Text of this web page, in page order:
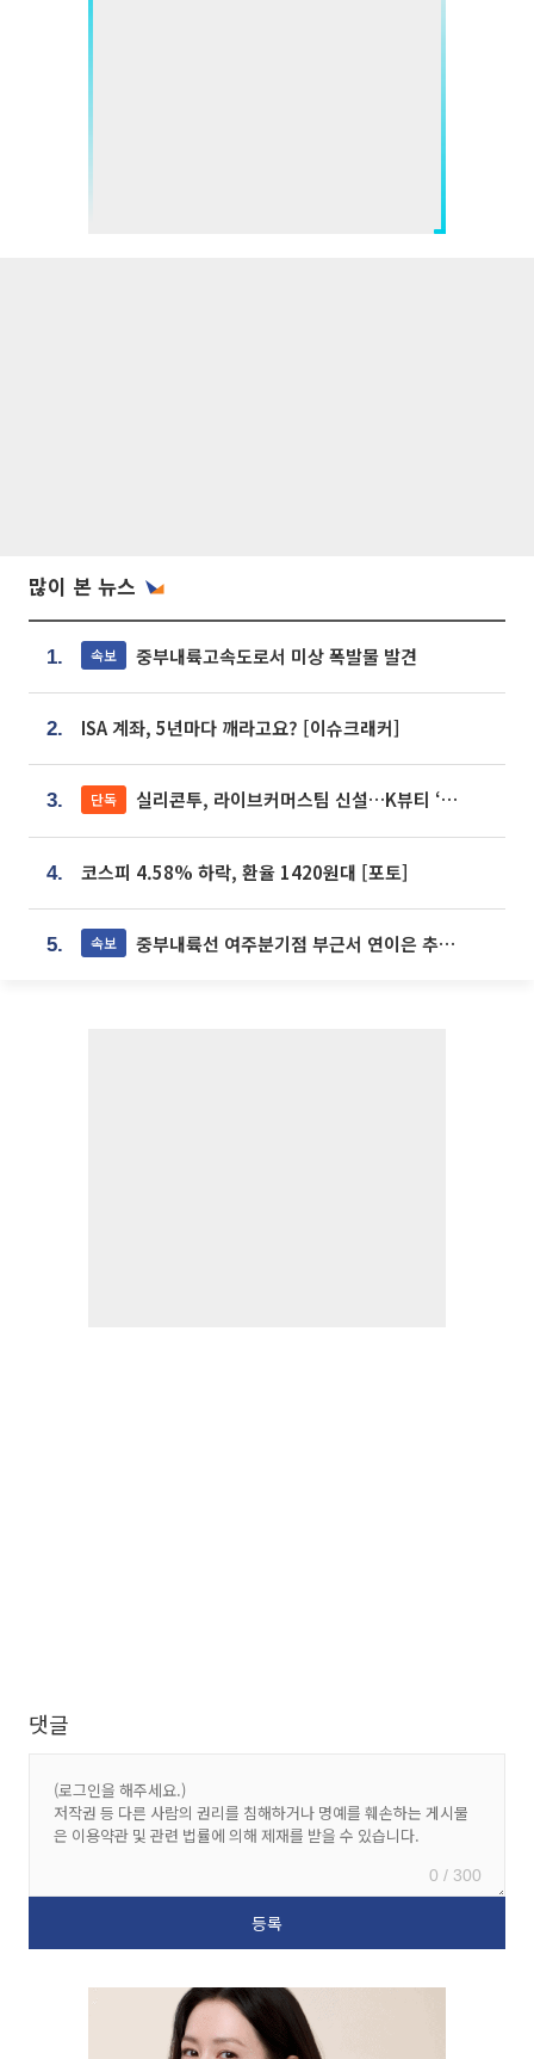
많이 본 뉴스
1. 속보 중부내륙고속도로서 미상 폭발물 발견
2. ISA 계좌, 5년마다 깨라고요? [이슈크래커]
3. 단독 실리콘투, 라이브커머스팀 신설…K뷰티 ‘글로벌 판매망’ 확대[K뷰티 라방戰]
4. 코스피 4.58% 하락, 환율 1420원대 [포토]
5. 속보 중부내륙선 여주분기점 부근서 연이은 추돌사고 발생
댓글
0 / 300